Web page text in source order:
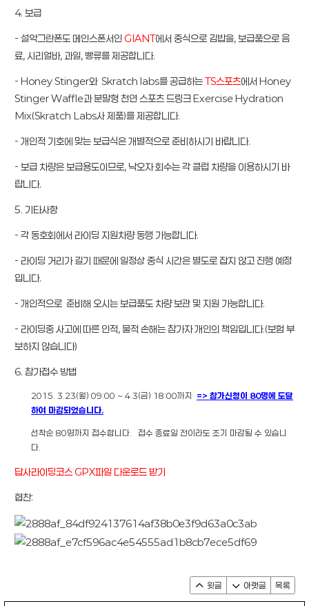
4. 보급
- 설악그란폰도 메인스폰서인GIANT에서 중식으로 김밥을, 보급품으로 음
료, 시리얼바, 과일, 빵류를 제공합니다.
- Honey Stinger와 Skratch labs를 공급하는TS스포츠에서 Honey
Stinger Waffle과 분말형 천연 스포츠 드링크 Exercise Hydration
Mix(Skratch Labs사 제품)를 제공합니다.
- 개인적 기호에 맞는 보급식은 개별적으로 준비하시기 바랍니다.
- 보급 차량은 보급용도이므로, 낙오자 회수는 각 클럽 차량을 이용하시기 바
랍니다.
5. 기타사항
- 각 동호회에서 라이딩 지원차량 동행 가능합니다.
- 라이딩 거리가 길기 때문에 일정상 중식 시간은 별도로 잡지 않고 진행 예정
입니다.
- 개인적으로 준비해 오시는 보급품도 차량 보관 및 지원 가능합니다.
- 라이딩중 사고에 따른 인적, 물적 손해는 참가자 개인의 책임입니다.(보험 부
보하지 않습니다)
6. 참가접수 방법
2015. 3.23(월) 09:00 ~ 4.3(금) 18:00까지 => 참가신청이 80명에 도달
하여 마감되었습니다.
선착순 80명까지 접수합니다. 접수 종료일 전이라도 조기 마감될 수 있습니
다.
답사라이딩코스 GPX파일 다운로드 받기
협찬:
윗글 아랫글 목록